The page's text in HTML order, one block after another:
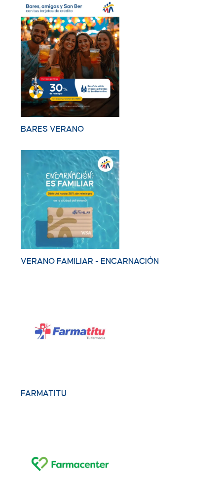
BARES VERANO
VERANO FAMILIAR - ENCARNACIÓN
FARMATITU